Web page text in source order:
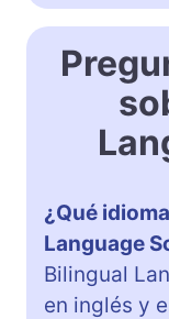
¿Qué
Language
Bilingual
en inglés y